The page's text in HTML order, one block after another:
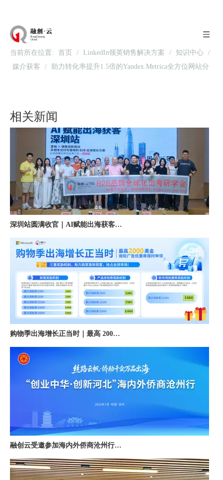
当前所在位置: 首页 / LinkedIn领英销售解决方案 / 知识中心 /
媒介获客
/ 助力转化率提升1.5倍的Yandex.Metrica全方位网站分
相关新闻